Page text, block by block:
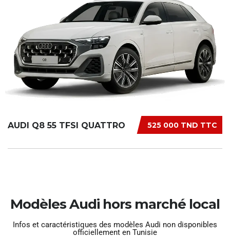
525 000 TND TTC
AUDI Q8 55 TFSI QUATTRO
Modèles Audi hors marché local
Infos et caractéristiques des modèles Audi non disponibles
officiellement en Tunisie